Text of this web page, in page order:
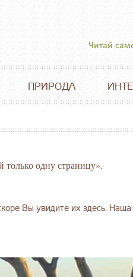
Читай
ПРИРОДА
одну страницу».
Вы увидите их здесь. Наша